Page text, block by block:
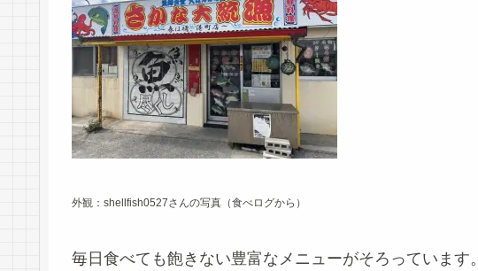
外観：shellfish0527さんの写真（食べログから）
毎日食べても飽きない豊富なメニューがそろっています。